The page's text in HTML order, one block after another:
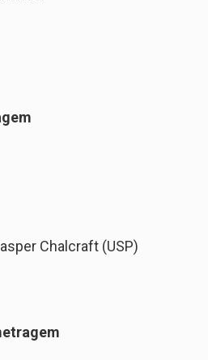
Chalcraft (USP)